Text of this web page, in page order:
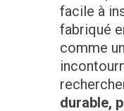
facile à
fabriqué
comme
durable,